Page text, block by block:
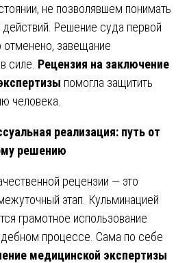
не позволявшем понимать
действий. Решение суда первой
отменено, завещание
силе. Рецензия на заключение
помогла защитить
человека.
реализация: путь от
решению
рецензии — это
этап. Кульминацией
грамотное использование
процессе. Сама по себе
медицинской экспертизы